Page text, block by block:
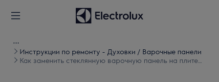
Инструкции по ремонту - Духовки / Варочные панели
Как заменить стеклянную варочную панель на плите